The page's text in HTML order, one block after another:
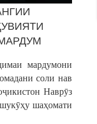
мардумони
соли нав
Наврӯз
шаҳомати